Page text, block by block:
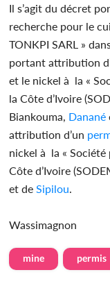
Il s’agit du décret
recherche pour le
TONKPI SARL »
portant attribution
et le nickel à la «
la Côte d’Ivoire
Biankouma, Danané
attribution d’un
nickel à la «
Côte d’Ivoire
et de Sipilou
Wassimagnon
mine permis